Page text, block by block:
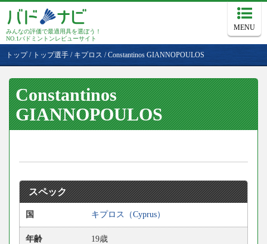
みんなの評価で最適用具を選ぼう！
NO.1バドミントンレビューサイト
MENU
トップ/ トップ選手 / キプロス /Constantinos GIANNOPOULOS
Constantinos
GIANNOPOULOS
スペック
国 キプロス（Cyprus）
年齢 19歳